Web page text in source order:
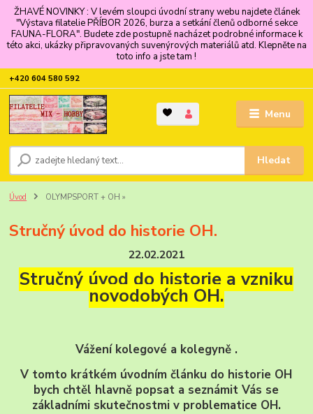
ŽHAVÉ NOVINKY : V levém sloupci úvodní strany webu najdete článek
"Výstava filatelie PŘÍBOR 2026, burza a setkání členů odborné sekce
FAUNA-FLORA". Budete zde postupně nacházet podrobné informace k
této akci, ukázky připravovaných suvenýrových materiálů atd. Klepněte na
toto info a jste tam !
Menu
Hledat
+420 604 580 592
Úvod OLYMPSPORT + OH »
Stručný úvod do historie OH.
22.02.2021
Stručný úvod do historie a vzniku
novodobých OH.
Vážení kolegové a kolegyně .
V tomto krátkém úvodním článku do historie OH
bych chtěl hlavně popsat a seznámit Vás se
základními skutečnostmi v problematice OH.